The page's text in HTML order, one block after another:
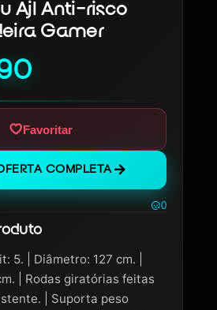
Ajl Anti-risco
Gamer
Favoritar
COMPLETA
0
5. | Diâmetro: 127 cm. |
| Rodas giratórias feitas
| Suporta peso